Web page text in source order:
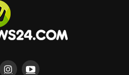
sono molto
del gioco in
pensare ai match